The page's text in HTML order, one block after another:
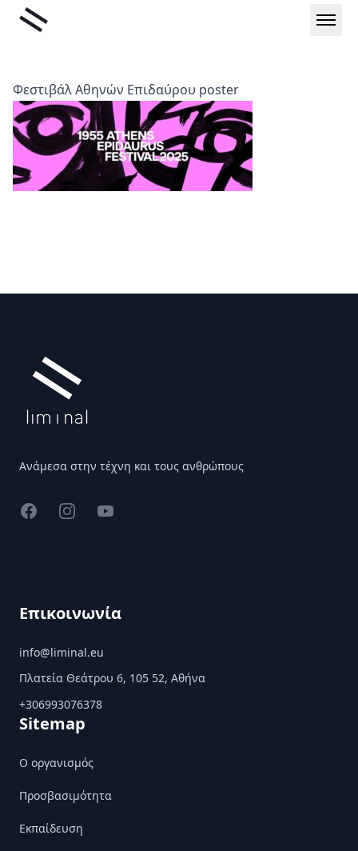
Μετάβαση
Liminal
Φεστιβάλ Αθηνών Επιδαύρου poster
Ανάμεσα στην τέχνη και τους ανθρώπους
FacebookInstagramYouTube
Επικοινωνία
info@liminal.eu
Πλατεία Θεάτρου 6, 105 52, Αθήνα
+306993076378
Sitemap
Ο οργανισμός
Προσβασιμότητα
Εκπαίδευση